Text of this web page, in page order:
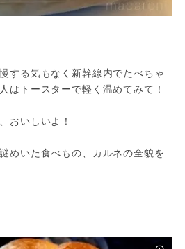
する気もなく新幹線内でたべちゃ
はトースターで軽く温めてみて！
おいしいよ！
めいた食べもの、カルネの全貌を